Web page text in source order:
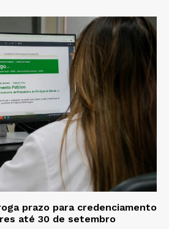
prazo para credenciamento
até 30 de setembro